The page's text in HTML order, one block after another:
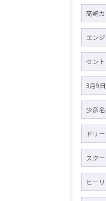
高崎
エン
セン
3月9日
少彦
ドリ
スク
ヒー